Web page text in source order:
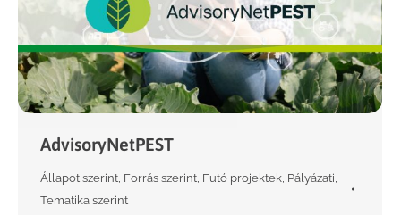
AdvisoryNetPEST
Állapot szerint, Forrás szerint, Futó projektek, Pályázati,
Tematika szerint